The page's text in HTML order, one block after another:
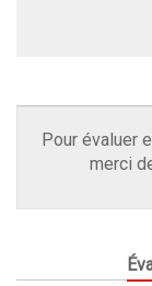
Pour évaluer
merci